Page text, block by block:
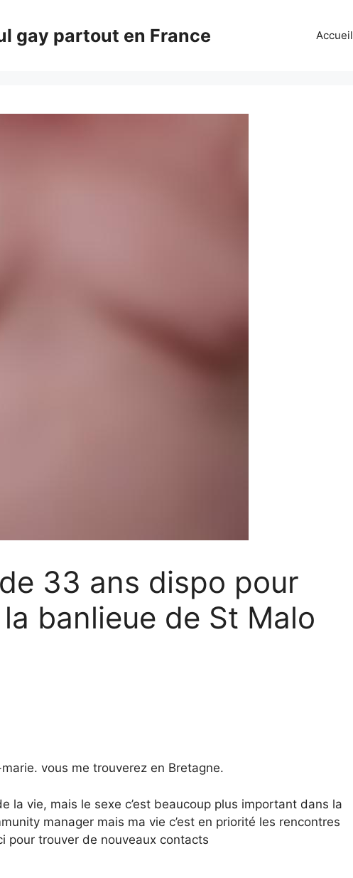
gay partout en France Accueil
33 ans dispo pour
banlieue de St Malo
vous me trouverez en Bretagne.
la vie, mais le sexe c’est beaucoup plus important dans la
manager mais ma vie c’est en priorité les rencontres
pour trouver de nouveaux contacts